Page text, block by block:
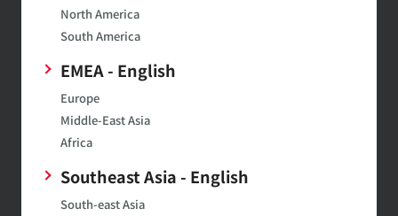
North America
South America
EMEA - English
Europe
Middle-East Asia
Africa
Southeast Asia - English
South-east Asia
SimSurfing
ムラタ製品の特性表示や特性データのダウンロードがで
きます。
村田製作所ウェブサイトへのご意見・ご要望